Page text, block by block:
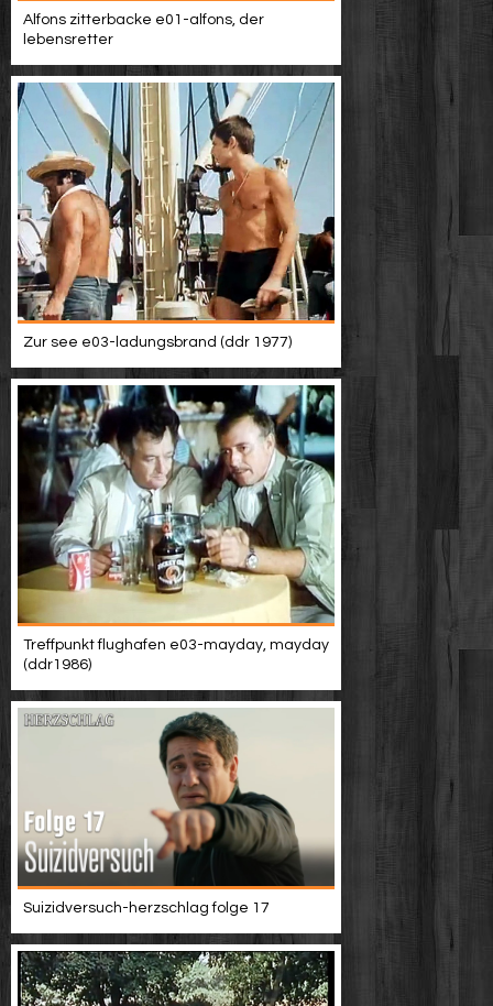
Alfons zitterbacke e01-alfons, der
lebensretter
Zur see e03-ladungsbrand (ddr 1977)
Treffpunkt flughafen e03-mayday, mayday
(ddr1986)
Suizidversuch-herzschlag folge 17